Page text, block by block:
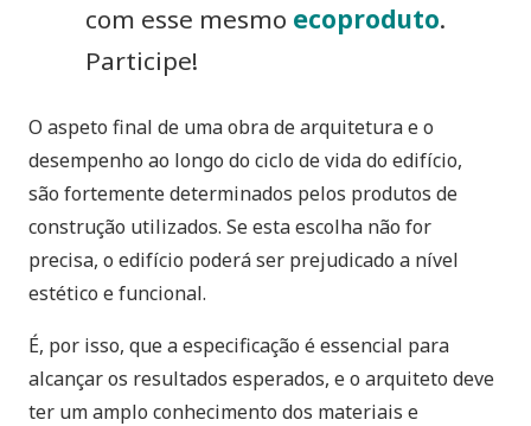
com esse mesmo ecoproduto.
Participe!
O aspeto final de uma obra de arquitetura e o
desempenho ao longo do ciclo de vida do edifício,
são fortemente determinados pelos produtos de
construção utilizados. Se esta escolha não for
precisa, o edifício poderá ser prejudicado a nível
estético e funcional.
É, por isso, que a especificação é essencial para
alcançar os resultados esperados, e o arquiteto deve
ter um amplo conhecimento dos materiais e